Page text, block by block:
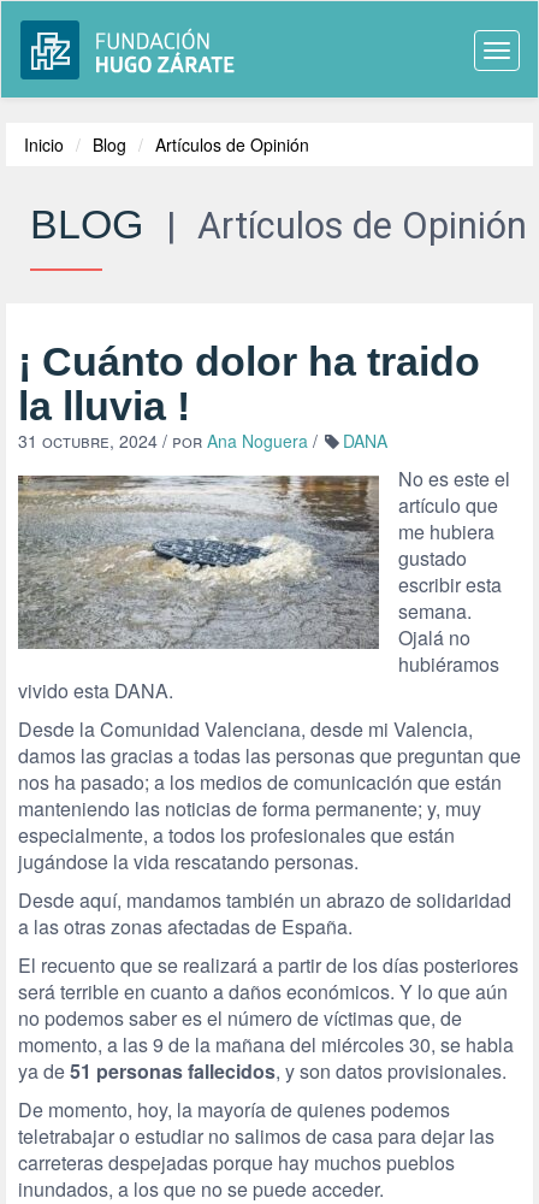
Inicio Blog Artículos de Opinión
BLOG | Artículos de Opinión
¡ Cuánto dolor ha traido
la lluvia !
31 octubre, 2024 / por Ana Noguera / DANA
No es este el
artículo que
me hubiera
gustado
escribir esta
semana.
Ojalá no
hubiéramos
vivido esta DANA.
Desde la Comunidad Valenciana, desde mi Valencia,
damos las gracias a todas las personas que preguntan que
nos ha pasado; a los medios de comunicación que están
manteniendo las noticias de forma permanente; y, muy
especialmente, a todos los profesionales que están
jugándose la vida rescatando personas.
Desde aquí, mandamos también un abrazo de solidaridad
a las otras zonas afectadas de España.
El recuento que se realizará a partir de los días posteriores
será terrible en cuanto a daños económicos. Y lo que aún
no podemos saber es el número de víctimas que, de
momento, a las 9 de la mañana del miércoles 30, se habla
ya de51 personas fallecidos, y son datos provisionales.
De momento, hoy, la mayoría de quienes podemos
teletrabajar o estudiar no salimos de casa para dejar las
carreteras despejadas porque hay muchos pueblos
inundados, a los que no se puede acceder.